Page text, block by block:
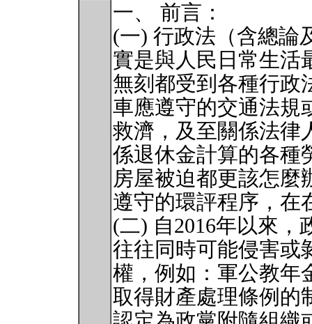
一、 前言：
(一) 行政法（含總論
實是與人民日常生活
無刻都受到各種行政
車應遵守的交通法規
救濟，及至關係法律
係退休金計算的各種
房屋被迫都更該怎麼
遵守的環評程序，在
(二) 自2016年以來，
往往同時可能侵害或
權，例如：軍公教年
取得財產處理條例的